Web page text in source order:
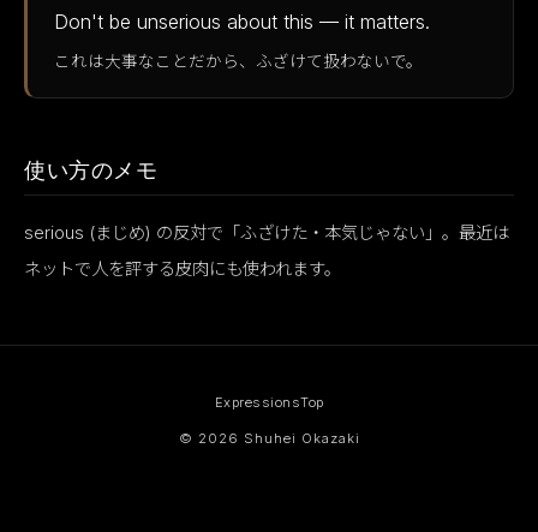
Don't be unserious about this — it matters.
これは大事なことだから、ふざけて扱わないで。
使い方のメモ
serious (まじめ) の反対で「ふざけた・本気じゃない」。最近は
ネットで人を評する皮肉にも使われます。
ExpressionsTop
© 2026 Shuhei Okazaki